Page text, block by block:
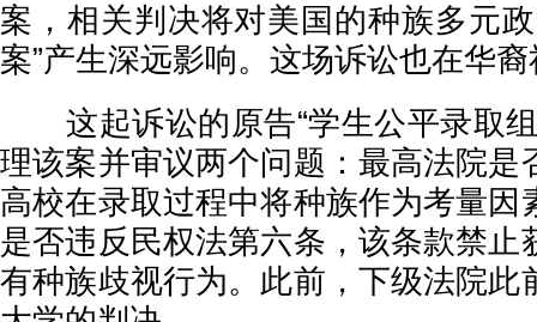
案，相关判决将对美国的种族多元
案”产生深远影响。这场诉讼也在华
这起诉讼的原告“学生公平录取组
理该案并审议两个问题：最高法院是
高校在录取过程中将种族作为考量因
是否违反民权法第六条，该条款禁止
有种族歧视行为。此前，下级法院此